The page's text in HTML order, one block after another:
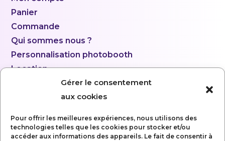
Gérer le consentement
aux cookies
Pour offrir les meilleures expériences, nous utilisons des
technologies telles que les cookies pour stocker et/ou
accéder aux informations des appareils. Le fait de consentir à
Panier
Commande
Qui sommes nous ?
Personnalisation photobooth
Location